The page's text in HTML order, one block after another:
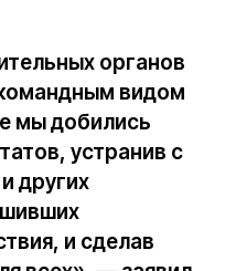
органов
видом
мы добились
устранив с
других
и сделав